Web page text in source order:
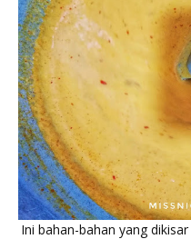
Ini bahan-bahan yang